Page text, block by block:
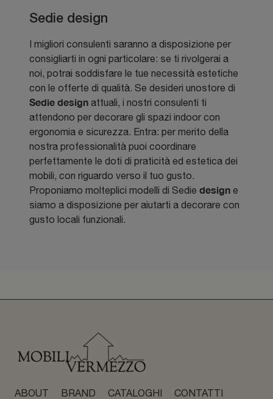
Sedie design
I migliori consulenti saranno a disposizione per
consigliarti in ogni particolare: se ti rivolgerai a
noi, potrai soddisfare le tue necessità estetiche
con le offerte di qualità. Se desideri unostore di
Sedie design attuali, i nostri consulenti ti
attendono per decorare gli spazi indoor con
ergonomia e sicurezza. Entra: per merito della
nostra professionalità puoi coordinare
perfettamente le doti di praticità ed estetica dei
mobili, con riguardo verso il tuo gusto.
Proponiamo molteplici modelli di Sedie design e
siamo a disposizione per aiutarti a decorare con
gusto locali funzionali.
ABOUT BRAND CATALOGHI CONTATTI